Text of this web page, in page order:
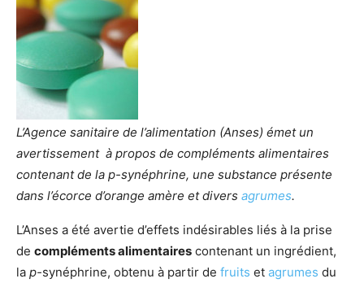
L’Agence sanitaire de l’alimentation (Anses) émet un
avertissement à propos de compléments alimentaires
contenant de la p-synéphrine, une substance présente
dans l’écorce d’orange amère et divers agrumes.
L’Anses a été avertie d’effets indésirables liés à la prise
de compléments alimentaires contenant un ingrédient,
la p-synéphrine, obtenu à partir de fruits et agrumes du